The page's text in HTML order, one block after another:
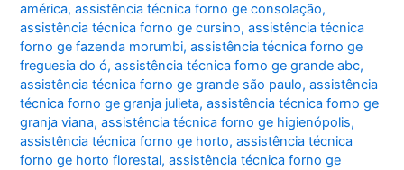
américa,assistência técnica forno ge consolação,
assistência técnica forno ge cursino,assistência técnica
forno ge fazenda morumbi,assistência técnica forno ge
freguesia do ó,assistência técnica forno ge grande abc,
assistência técnica forno ge grande são paulo,assistência
técnica forno ge granja julieta,assistência técnica forno ge
granja viana,assistência técnica forno ge higienópolis,
assistência técnica forno ge horto,assistência técnica
forno ge horto florestal,assistência técnica forno ge